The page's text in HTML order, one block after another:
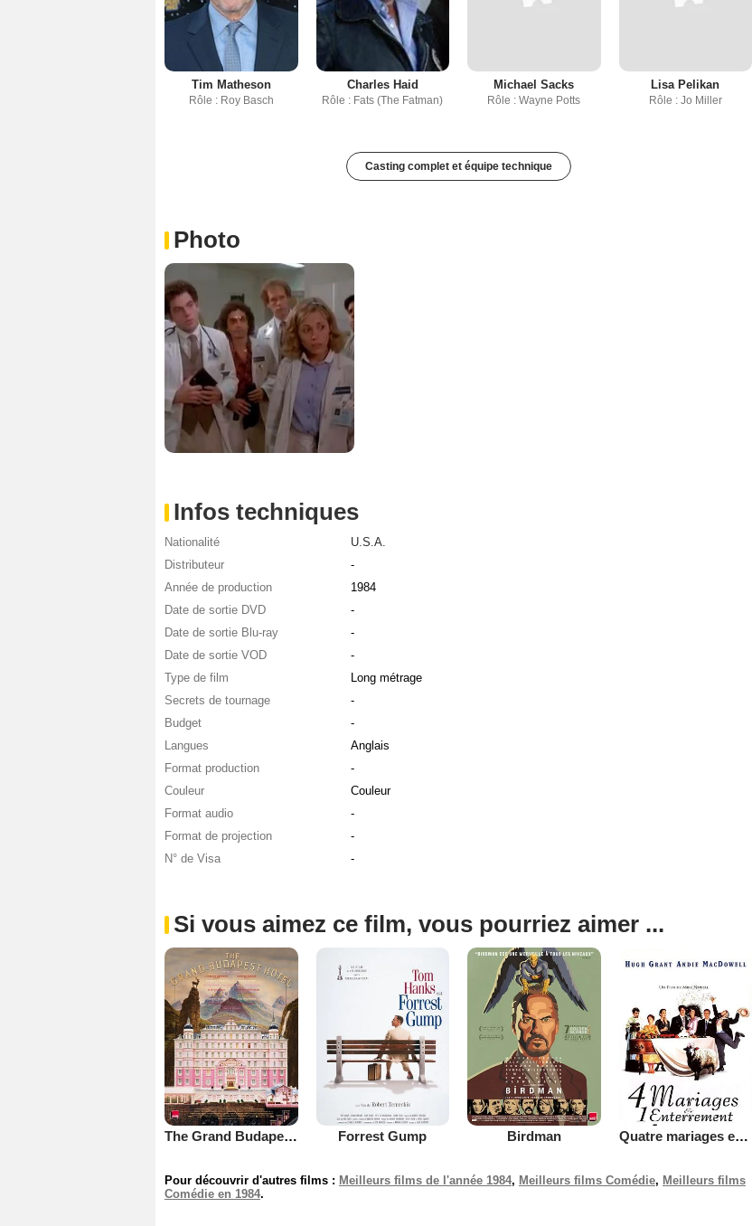
Tim Matheson
Rôle : Roy Basch
Charles Haid
Rôle : Fats (The Fatman)
Michael Sacks
Rôle : Wayne Potts
Lisa Pelikan
Rôle : Jo Miller
Casting complet et équipe technique
Photo
Infos techniques
Nationalité
U.S.A.
Distributeur
-
Année de production
1984
Date de sortie DVD
-
Date de sortie Blu-ray
-
Date de sortie VOD
-
Type de film
Long métrage
Secrets de tournage
-
Budget
-
Langues
Anglais
Format production
-
Couleur
Couleur
Format audio
-
Format de projection
-
N° de Visa
-
Si vous aimez ce film, vous pourriez aimer ...
The Grand Budapest Hotel Forrest Gump Birdman Quatre mariages et un enterrement
Pour découvrir d'autres films : Meilleurs films de l'année 1984, Meilleurs films Comédie, Meilleurs films
Comédie en 1984.